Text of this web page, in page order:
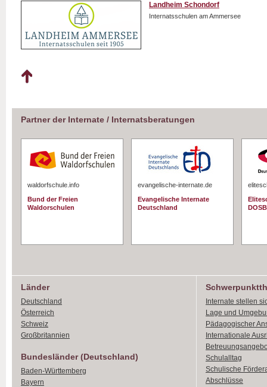
Landheim Schondorf
Internatsschulen am Ammersee
Partner der Internate / Internatsberatungen
waldorfschule.info
Bund der Freien
Waldorschulen
evangelische-internate.de
Evangelische Internate
Deutschland
DOSB
Länder
Deutschland
Österreich
Schweiz
Großbritannien
Bundesländer (Deutschland)
Baden-Württemberg
Bayern
Internate stellen
Lage und
Pädagogischer
Internationale
Schulalltag
Schulische
Abschlüsse